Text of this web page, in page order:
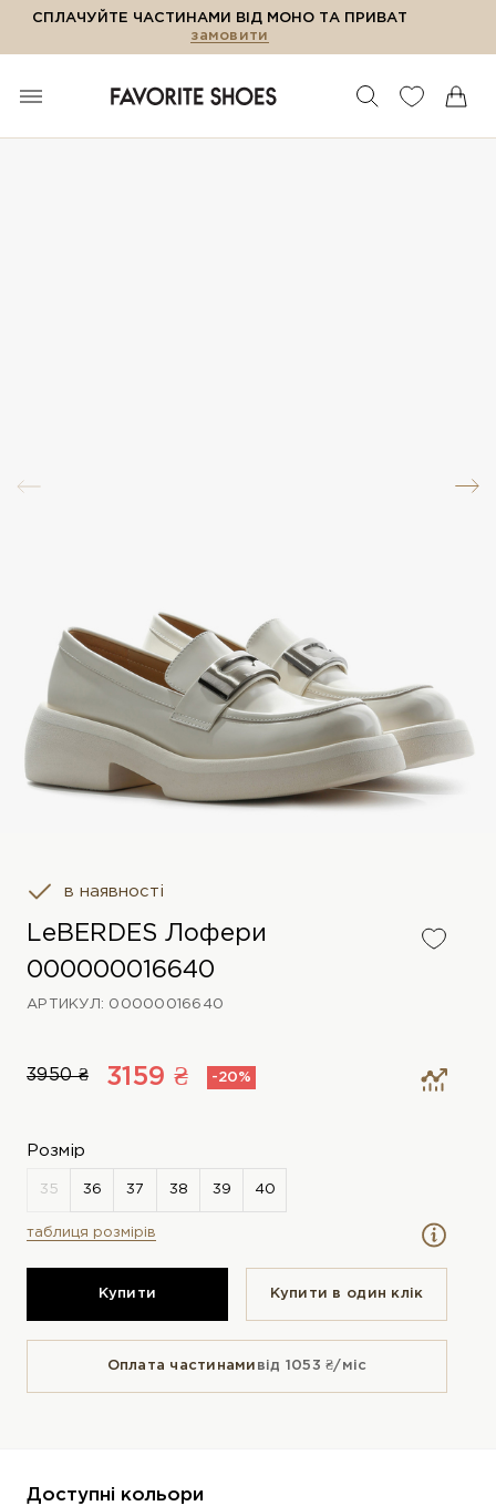
СПЛАЧУЙТЕ ЧАСТИНАМИ ВІД МОНО ТА ПРИВАТ
замовити
в наявності
LeBERDES Лофери
000000016640
АРТИКУЛ: 00000016640
3950 ₴ 3159 ₴ -20%
Розмір
таблиця розмірів
Купити Купити в один клiк
Оплата частинами від 1053 ₴/міс
Доступні кольори